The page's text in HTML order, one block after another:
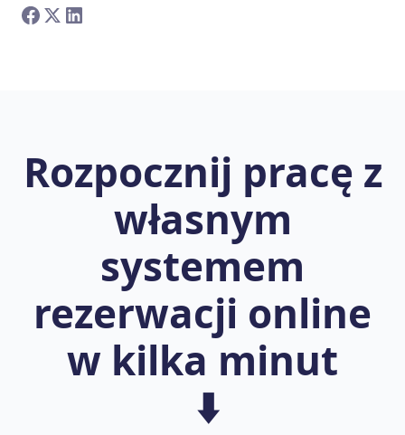
Rozpocznij pracę z
własnym
systemem
rezerwacji online
w kilka minut
⬇️